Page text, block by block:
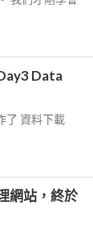
Data
了 資料下載
網站，終於